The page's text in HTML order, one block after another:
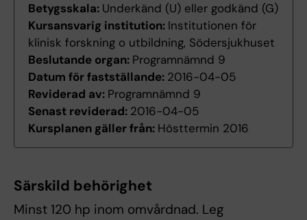
Betygsskala: Underkänd (U) eller godkänd (G)
Kursansvarig institution: Institutionen för
klinisk forskning o utbildning, Södersjukhuset
Beslutande organ: Programnämnd 9
Datum för fastställande: 2016-04-05
Reviderad av: Programnämnd 9
Senast reviderad: 2016-04-05
Kursplanen gäller från: Hösttermin 2016
Särskild behörighet
Minst 120 hp inom omvårdnad. Leg